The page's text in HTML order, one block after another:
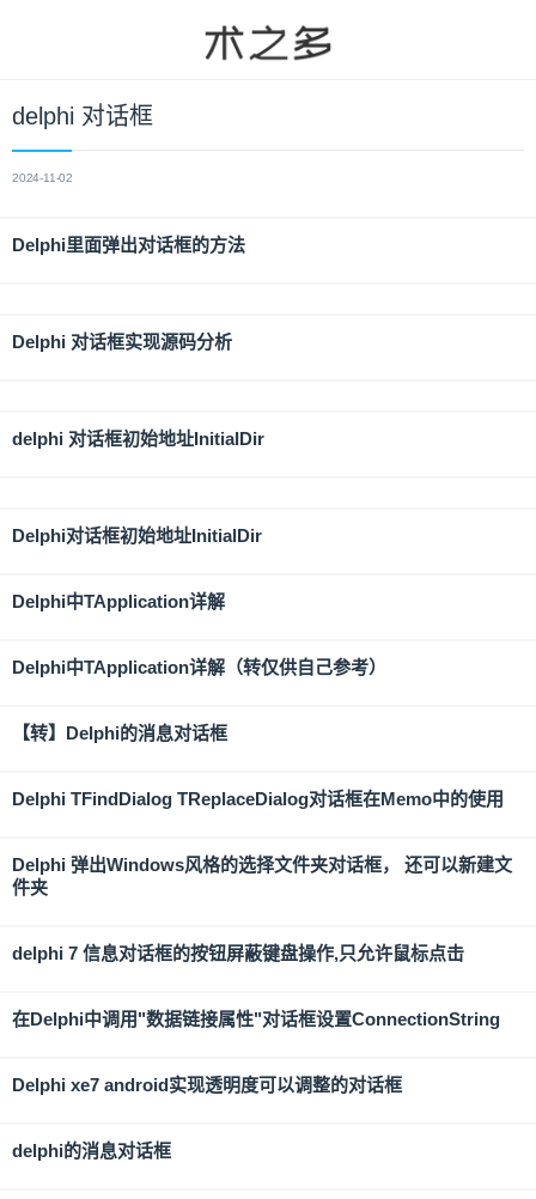
delphi 对话框
2024-11-02
Delphi里面弹出对话框的方法
Delphi 对话框实现源码分析
delphi 对话框初始地址InitialDir
Delphi对话框初始地址InitialDir
Delphi中TApplication详解
Delphi中TApplication详解（转仅供自己参考）
【转】Delphi的消息对话框
Delphi TFindDialog TReplaceDialog对话框在Memo中的使用
Delphi 弹出Windows风格的选择文件夹对话框， 还可以新建文
件夹
delphi 7 信息对话框的按钮屏蔽键盘操作,只允许鼠标点击
在Delphi中调用"数据链接属性"对话框设置ConnectionString
Delphi xe7 android实现透明度可以调整的对话框
delphi的消息对话框